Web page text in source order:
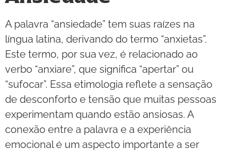
A palavra “ansiedade” tem suas raízes na
língua latina, derivando do termo “anxietas”.
Este termo, por sua vez, é relacionado ao
verbo “anxiare”, que significa “apertar” ou
“sufocar”. Essa etimologia reflete a sensação
de desconforto e tensão que muitas pessoas
experimentam quando estão ansiosas. A
conexão entre a palavra e a experiência
emocional é um aspecto importante a ser